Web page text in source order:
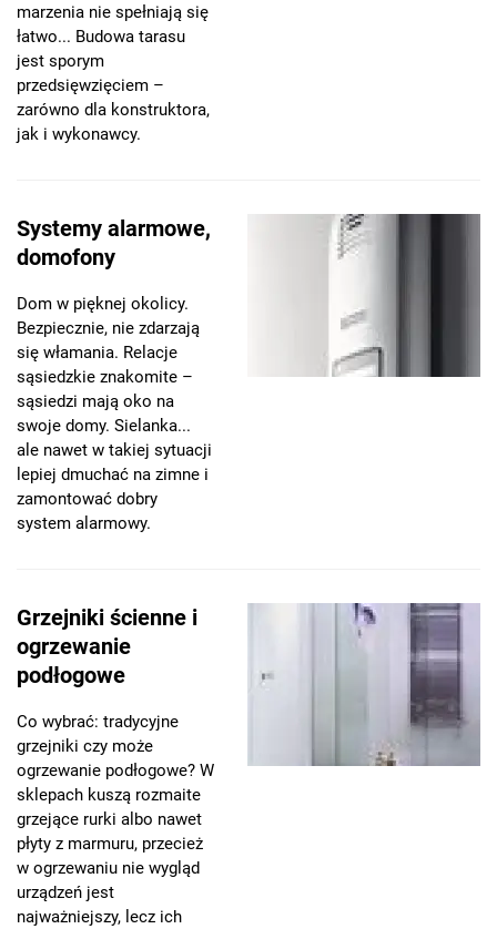
marzenia nie spełniają się
łatwo... Budowa tarasu
jest sporym
przedsięwzięciem –
zarówno dla konstruktora,
jak i wykonawcy.
Systemy alarmowe,
domofony
Dom w pięknej okolicy.
Bezpiecznie, nie zdarzają
się włamania. Relacje
sąsiedzkie znakomite –
sąsiedzi mają oko na
swoje domy. Sielanka...
ale nawet w takiej sytuacji
lepiej dmuchać na zimne i
zamontować dobry
system alarmowy.
Grzejniki ścienne i
ogrzewanie
podłogowe
Co wybrać: tradycyjne
grzejniki czy może
ogrzewanie podłogowe? W
sklepach kuszą rozmaite
grzejące rurki albo nawet
płyty z marmuru, przecież
w ogrzewaniu nie wygląd
urządzeń jest
najważniejszy, lecz ich